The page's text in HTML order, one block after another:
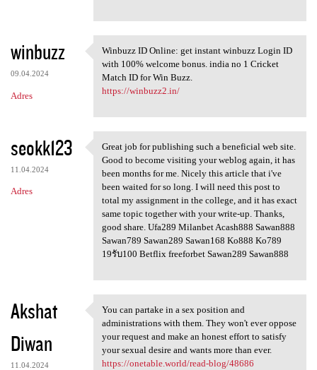
winbuzz
09.04.2024
Adres
Winbuzz ID Online: get
Winbuzz ID Online: get instant winbuzz Login ID
with 100% welcome bonus. india no 1 Cricket
Match ID for Win Buzz.
https://winbuzz2.in/
seokk123
11.04.2024
Adres
Great job for publishing such
Great job for publishing such a beneficial web site.
Good to become visiting your weblog again, it has
been months for me. Nicely this article that i've
been waited for so long. I will need this post to
total my assignment in the college, and it has exact
same topic together with your write-up. Thanks,
good share. Ufa289 Milanbet Acash888 Sawan888
Sawan789 Sawan289 Sawan168 Ko888 Ko789
19รับ100 Betflix freeforbet Sawan289 Sawan888
Akshat
Diwan
11.04.2024
You can partake in a sex
You can partake in a sex position and
administrations with them. They won't ever oppose
your request and make an honest effort to satisfy
your sexual desire and wants more than ever.
https://onetable.world/read-blog/48686